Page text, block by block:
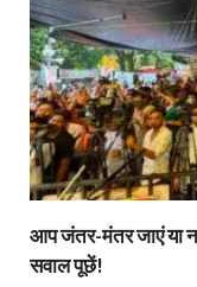
आप जंतर-मंतर जाएं या
सवाल पूछें!